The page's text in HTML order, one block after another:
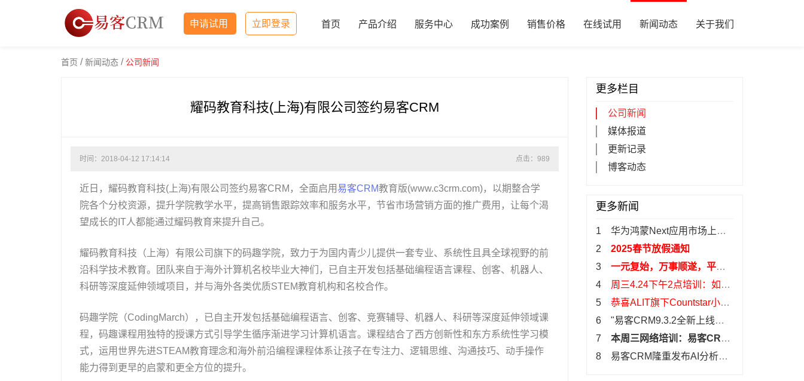
申请试用 立即登录 首页 产品介绍 服务中心 成功案例 销售价格 在线试用 新闻动态 关于我们
首页 /新闻动态 / 公司新闻
耀码教育科技(上海)有限公司签约易客CRM
时间：2018-04-12 17:14:14 点击： 989
近日，耀码教育科技(上海)有限公司签约易客CRM，全面启用 易客CRM教育版(www.c3crm.com)，以期整合学
院各个分校资源，提升学院教学水平，提高销售跟踪效率和服务水平，节省市场营销方面的推广费用，让每个渴
望成长的IT人都能通过耀码教育来提升自己。
耀码教育科技（上海）有限公司旗下的码趣学院，致力于为国内青少儿提供一套专业、系统性且具全球视野的前
沿科学技术教育。团队来自于海外计算机名校毕业大神们，已自主开发包括基础编程语言课程、创客、机器人、
科研等深度延伸领域项目，并与海外各类优质STEM教育机构和名校合作。
码趣学院（CodingMarch），已自主开发包括基础编程语言、创客、竞赛辅导、机器人、科研等深度延伸领域课
程，码趣课程用独特的授课方式引导学生循序渐进学习计算机语言。课程结合了西方创新性和东方系统性学习模
式，运用世界先进STEAM教育理念和海外前沿编程课程体系让孩子在专注力、逻辑思维、沟通技巧、动手操作
能力得到更早的启蒙和更全方位的提升。
更多栏目
公司新闻
媒体报道
更新记录
博客动态
更多新闻
1 华为鸿蒙Next应用市场上架
易客CRM
2 2025春节放假通知
3 一元复始，万事顺遂，平安
喜乐
4 周三4.24下午2点培训：如何
设置打印
5 恭喜ALIT旗下Countstar小程
序商城
6 "易客CRM9.3.2全新上线，
“龙”重登
7 本周三网络培训：易客CRM
发布阶段推
8 易客CRM隆重发布AI分析和